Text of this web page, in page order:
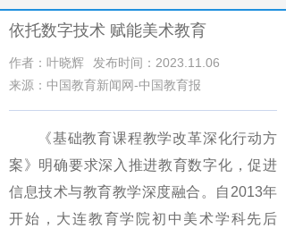
依托数字技术 赋能美术教育
作者：叶晓辉
发布时间：2023.11.06
来源：中国教育新闻网-中国教育报
《基础教育课程教学改革深化行动方
案》明确要求深入推进教育数字化，促进
信息技术与教育教学深度融合。自2013年
开始，大连教育学院初中美术学科先后